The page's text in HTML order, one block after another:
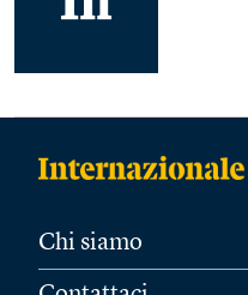
Chi siamo